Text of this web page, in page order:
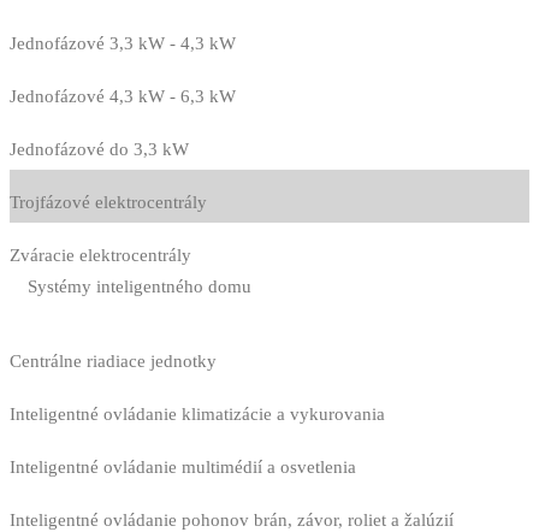
Jednofázové 3,3 kW - 4,3 kW
Jednofázové 4,3 kW - 6,3 kW
Jednofázové do 3,3 kW
Trojfázové elektrocentrály
Zváracie elektrocentrály
Systémy inteligentného domu
Centrálne riadiace jednotky
Inteligentné ovládanie klimatizácie a vykurovania
Inteligentné ovládanie multimédií a osvetlenia
Inteligentné ovládanie pohonov brán, závor, roliet a žalúzií